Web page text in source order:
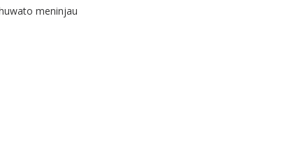
meninjau